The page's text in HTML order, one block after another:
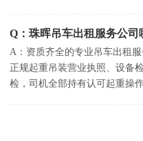
Q：珠晖吊车出租服务公司
A：资质齐全的专业吊车出租
正规起重吊装营业执照、设备
检，司机全部持有认可起重操